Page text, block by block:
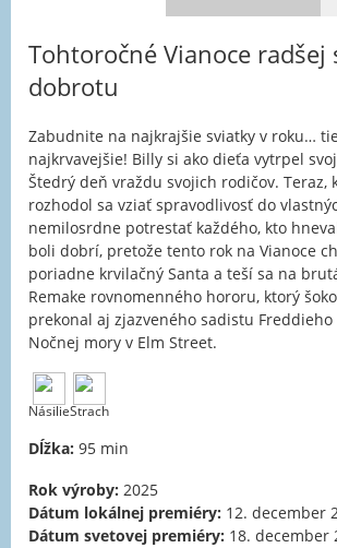
Tohtoročné Vianoce radšej
dobrotu
Zabudnite na najkrajšie sviatky v roku…
najkrvavejšie! Billy si ako dieťa vytrpel
Štedrý deň vraždu svojich rodičov. Teraz,
rozhodol sa vziať spravodlivosť do
nemilosrdne potrestať každého, kto
boli dobrí, pretože tento rok na Vianoce
poriadne krvilačný Santa a teší sa na
Remake rovnomenného hororu, ktorý
prekonal aj zjazveného sadistu Freddieho
Nočnej mory v Elm Street.
NásilieStrach
Dĺžka: 95 min
Rok výroby: 2025
Dátum lokálnej premiéry: 12. december
Dátum svetovej premiéry: 18. december